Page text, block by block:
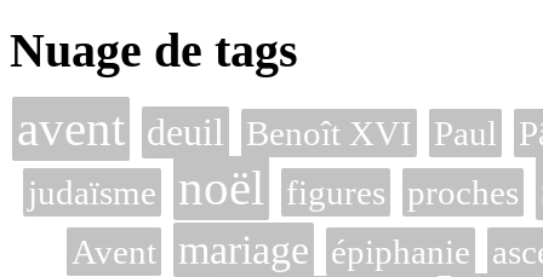
Nuage de tags
avent deuil Benoît XVI Paul
judaïsme
noël figures proches
Avent mariage épiphanie